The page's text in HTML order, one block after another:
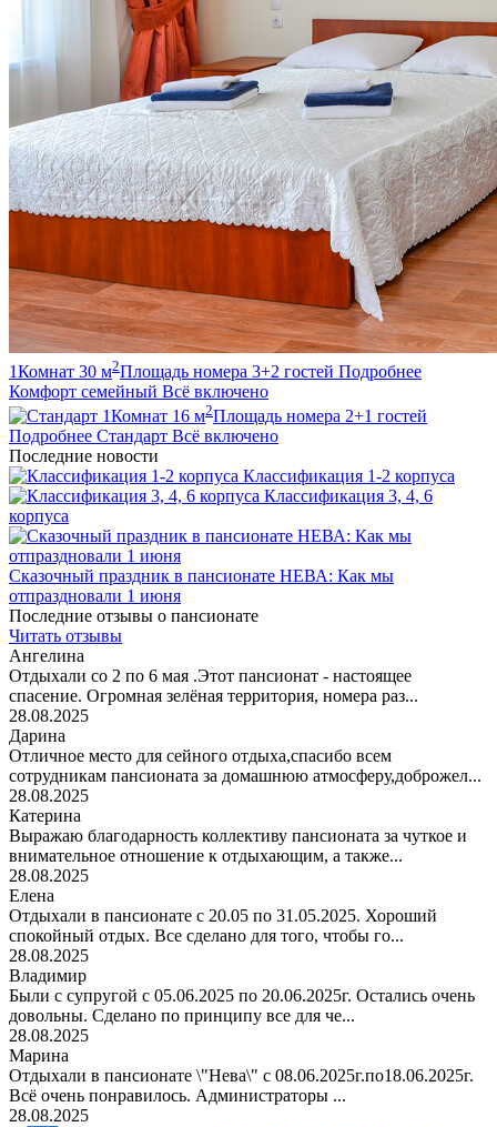
1Комнат 30 м2Площадь номера 3+2 гостей Подробнее
Комфорт семейный Всё включено
1Комнат 16 м2Площадь номера 2+1 гостей
Подробнее Стандарт Всё включено
Последние новости
Классификация 1-2 корпуса
Классификация 3, 4, 6
корпуса
Сказочный праздник в пансионате НЕВА: Как мы
отпраздновали 1 июня
Последние отзывы о пансионате
Читать отзывы
Ангелина
Отдыхали со 2 по 6 мая .Этот пансионат - настоящее
спасение. Огромная зелёная территория, номера раз...
28.08.2025
Дарина
Отличное место для сейного отдыха,спасибо всем
сотрудникам пансионата за домашнюю атмосферу,доброжел...
28.08.2025
Катерина
Выражаю благодарность коллективу пансионата за чуткое и
внимательное отношение к отдыхающим, а также...
28.08.2025
Елена
Отдыхали в пансионате с 20.05 по 31.05.2025. Хороший
спокойный отдых. Все сделано для того, чтобы го...
28.08.2025
Владимир
Были с супругой с 05.06.2025 по 20.06.2025г. Остались очень
довольны. Сделано по принципу все для че...
28.08.2025
Марина
Отдыхали в пансионате \"Нева\" с 08.06.2025г.по18.06.2025г.
Всё очень понравилось. Администраторы ...
28.08.2025